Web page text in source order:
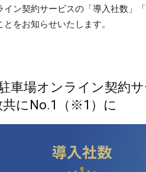
イン契約サービスの「導入社数」
とをお知らせいたします。
車場オンライン契約
共にNo.1（※1）に